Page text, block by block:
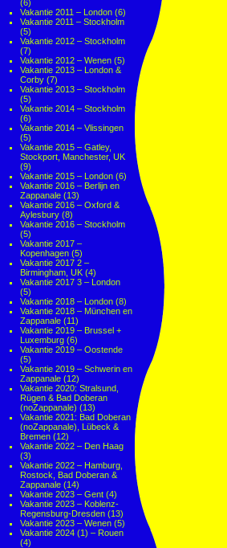
(6)
Vakantie 2011 – London (6)
Vakantie 2011 – Stockholm
(5)
Vakantie 2012 – Stockholm
(7)
Vakantie 2012 – Wenen (5)
Vakantie 2013 – London &
Corby (7)
Vakantie 2013 – Stockholm
(5)
Vakantie 2014 – Stockholm
(6)
Vakantie 2014 – Vlissingen
(5)
Vakantie 2015 – Gatley,
Stockport, Manchester, UK
(9)
Vakantie 2015 – London (6)
Vakantie 2016 – Berlijn en
Zappanale (13)
Vakantie 2016 – Oxford &
Aylesbury (8)
Vakantie 2016 – Stockholm
(5)
Vakantie 2017 –
Kopenhagen (5)
Vakantie 2017 2 –
Birmingham, UK (4)
Vakantie 2017 3 – London
(5)
Vakantie 2018 – London (8)
Vakantie 2018 – München en
Zappanale (11)
Vakantie 2019 – Brussel +
Luxemburg (6)
Vakantie 2019 – Oostende
(5)
Vakantie 2019 – Schwerin en
Zappanale (12)
Vakantie 2020: Stralsund,
Rügen & Bad Doberan
(noZappanale) (13)
Vakantie 2021: Bad Doberan
(noZappanale), Lübeck &
Bremen (12)
Vakantie 2022 – Den Haag
(3)
Vakantie 2022 – Hamburg,
Rostock, Bad Doberan &
Zappanale (14)
Vakantie 2023 – Gent (4)
Vakantie 2023 – Koblenz-
Regensburg-Dresden (13)
Vakantie 2023 – Wenen (5)
Vakantie 2024 (1) – Rouen
(4)